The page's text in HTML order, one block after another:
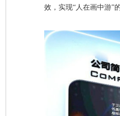
效，实现“人在画中游”